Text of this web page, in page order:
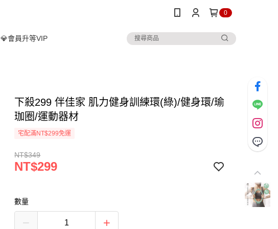
0
💎會員升等VIP
下殺299 伴佳家 肌力健身訓練環(綠)/健身環/瑜
珈圈/運動器材
宅配滿NT$299免運
NT$349
NT$299
數量